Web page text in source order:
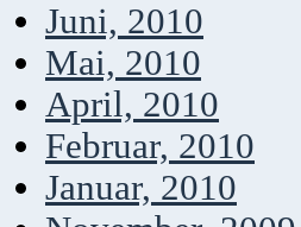
Juni, 2010
Mai, 2010
April, 2010
Februar, 2010
Januar, 2010